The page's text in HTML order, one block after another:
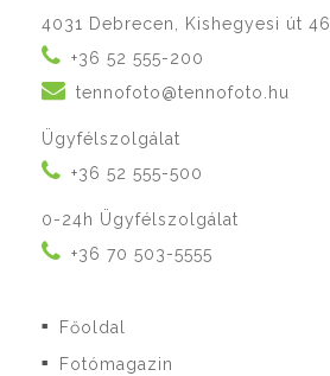
4031 Debrecen, Kishegyesi út 46.
+36 52 555-200
tennofoto@tennofoto.hu
Ügyfélszolgálat
+36 52 555-500
0-24h Ügyfélszolgálat
+36 70 503-5555
■ Főoldal
■ Fotómagazin